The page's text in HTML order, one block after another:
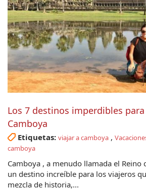
Los 7 destinos imperdibles
Camboya
Etiquetas: viajar a camboya ,
camboya
Camboya , a menudo llamada el Reino
un destino increíble para los viajeros
mezcla de historia,...